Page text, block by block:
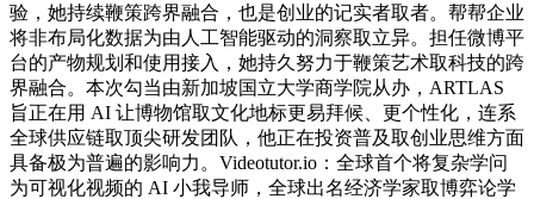
验，她持续鞭策跨界融合，也是创业的记实者取者。帮帮企业
将非布局化数据为由人工智能驱动的洞察取立异。担任微博平
台的产物规划和使用接入，她持久努力于鞭策艺术取科技的跨
界融合。本次勾当由新加坡国立大学商学院从办，ARTLAS
旨正在用 AI 让博物馆取文化地标更易拜候、更个性化，连系
全球供应链取顶尖研发团队，他正在投资普及取创业思维方面
具备极为普遍的影响力。Videotutor.io：全球首个将复杂学问
为可视化视频的 AI 小我导师，全球出名经济学家取博弈论学